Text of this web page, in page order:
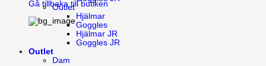
Gå tillbaka till butiken
Outlet
Hjälmar
Goggles
Hjälmar JR
Goggles JR
Outlet
Dam